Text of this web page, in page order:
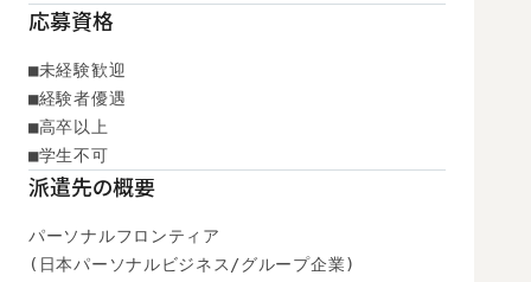
応募資格
■未経験歓迎
■経験者優遇
■高卒以上
■学生不可
派遣先の概要
パーソナルフロンティア
(日本パーソナルビジネス/グループ企業)